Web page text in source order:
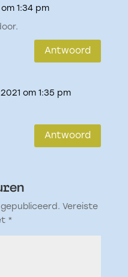
1:34 pm
Antwoord
om 1:35 pm
Antwoord
Vereiste
*